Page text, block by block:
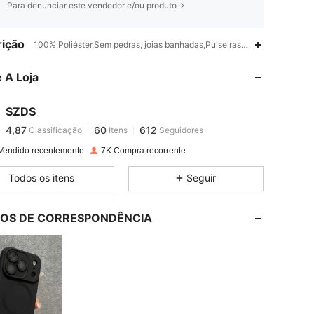
Para denunciar este vendedor e/ou produto
100% Poliéster,Sem pedras, joias banhadas,Pulseiras de telefone DIY
A Loja
SZDS
4,87 60 612
4,87
4,87 60 612
c***1pago 1 dia atrás
4,87 60 612
4,87
recentemente 7K Compra recorrente
Todos os itens Seguir
DE CORRESPONDÊNCIA